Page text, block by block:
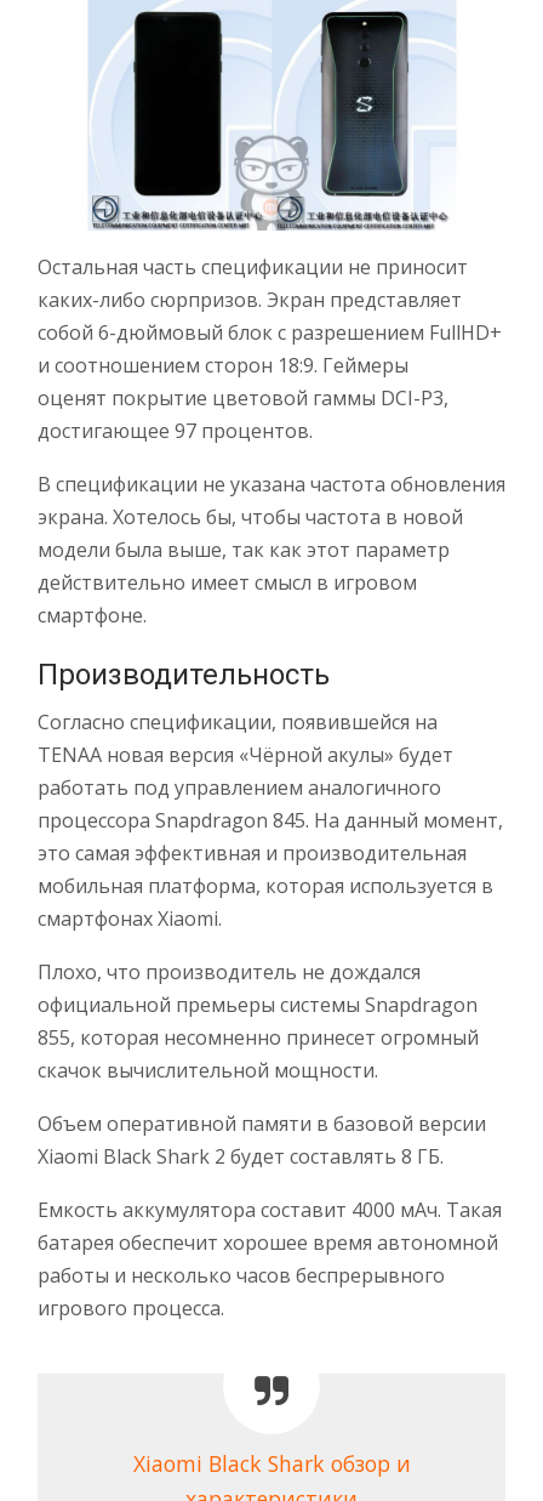
Остальная часть спецификации не приносит
каких-либо сюрпризов. Экран представляет
собой 6-дюймовый блок с разрешением FullHD+
и соотношением сторон 18:9. Геймеры
оценят покрытие цветовой гаммы DCI-P3,
достигающее 97 процентов.
В спецификации не указана частота обновления
экрана. Хотелось бы, чтобы частота в новой
модели была выше, так как этот параметр
действительно имеет смысл в игровом
смартфоне.
Производительность
Согласно спецификации, появившейся на
TENAA новая версия «Чёрной акулы» будет
работать под управлением аналогичного
процессора Snapdragon 845. На данный момент,
это самая эффективная и производительная
мобильная платформа, которая используется в
смартфонах Xiaomi.
Плохо, что производитель не дождался
официальной премьеры системы Snapdragon
855, которая несомненно принесет огромный
скачок вычислительной мощности.
Объем оперативной памяти в базовой версии
Xiaomi Black Shark 2 будет составлять 8 ГБ.
Емкость аккумулятора составит 4000 мАч. Такая
батарея обеспечит хорошее время автономной
работы и несколько часов беспрерывного
игрового процесса.
Xiaomi Black Shark обзор и